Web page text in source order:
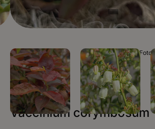
Foto
Vaccinium corymbosum